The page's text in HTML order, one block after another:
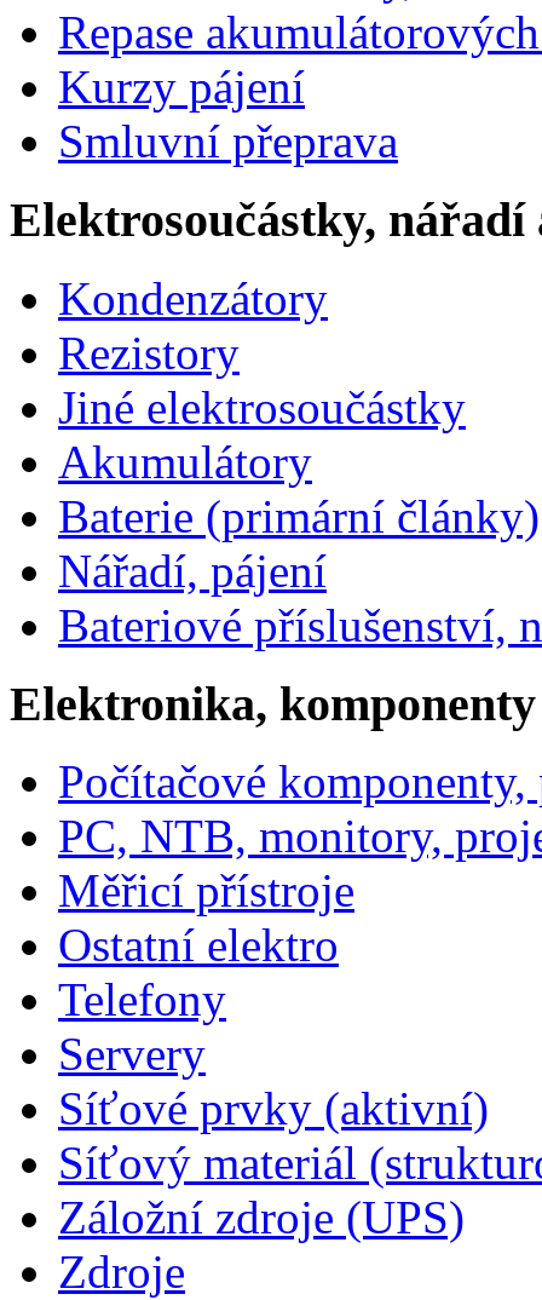
Repase
Kurzy pájení
Smluvní přeprava
Elektrosoučástky, nářadí
Kondenzátory
Rezistory
Jiné elektrosoučástky
Akumulátory
Baterie (primární články)
Nářadí, pájení
Bateriové příslušenství,
Elektronika, komponenty
Počítačové
PC, NTB, monitory,
Měřicí přístroje
Ostatní elektro
Telefony
Servery
Síťové prvky (aktivní)
Síťový materiál
Záložní zdroje (UPS)
Zdroje